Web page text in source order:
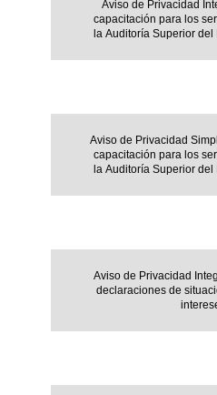
Aviso de Privacidad
capacitación para los
la Auditoría Superior
Aviso de Privacidad
capacitación para los
la Auditoría Superior
Aviso de Privacidad
declaraciones de